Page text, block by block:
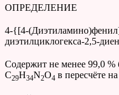
ОПРЕДЕЛЕНИЕ
4-{[4-
диэтилциклогекса-2,5-
Содержит не менее 99,0 %
C29H34N2O4 в пересчёте